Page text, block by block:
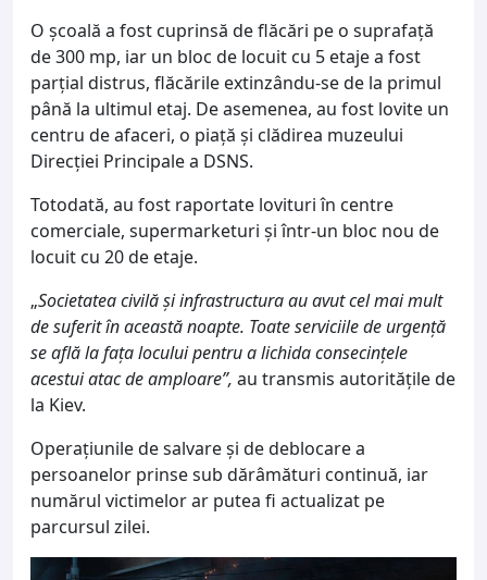
O școală a fost cuprinsă de flăcări pe o suprafață
de 300 mp, iar un bloc de locuit cu 5 etaje a fost
parțial distrus, flăcările extinzându-se de la primul
până la ultimul etaj. De asemenea, au fost lovite un
centru de afaceri, o piață și clădirea muzeului
Direcției Principale a DSNS.
Totodată, au fost raportate lovituri în centre
comerciale, supermarketuri și într-un bloc nou de
locuit cu 20 de etaje.
„Societatea civilă și infrastructura au avut cel mai mult
de suferit în această noapte. Toate serviciile de urgență
se află la fața locului pentru a lichida consecințele
acestui atac de amploare”, au transmis autoritățile de
la Kiev.
Operațiunile de salvare și de deblocare a
persoanelor prinse sub dărâmături continuă, iar
numărul victimelor ar putea fi actualizat pe
parcursul zilei.